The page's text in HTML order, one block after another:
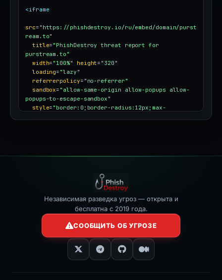
<iframe
src= "https://phishdestroy.io/ru/embed/domain/purst
ream.to"
title= "PhishDestroy threat report for
purstream.to"
width= "100%" height= "320"
loading= "lazy"
referrerpolicy= "no-referrer"
sandbox= "allow-same-origin allow-popups allow-
popups-to-escape-sandbox"
style= "border:0;border-radius:12px;max-
Независимая разведка угроз — открыта и
бесплатна с 2019 года.
СООБЩИТЬ ОБ УГРОЗЕ